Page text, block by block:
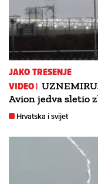
JAKO TRESENJE
VIDEO |
Avion jedva sletio
Hrvatska i svijet